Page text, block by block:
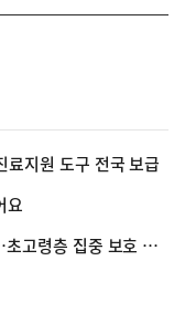
지원 도구 전국 보급
요
령층 집중 보호 강화